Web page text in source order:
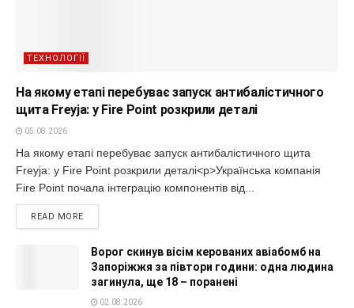
ТЕХНОЛОГІЇ
На якому етапі перебуває запуск антибалістичного
щита Freyja: у Fire Point розкрили деталі
05.08.2026
На якому етапі перебуває запуск антибалістичного щита
Freyja: у Fire Point розкрили деталі<p>Українська компанія
Fire Point почала інтеграцію компонентів від...
READ MORE
Ворог скинув вісім керованих авіабомб на
Запоріжжя за півтори години: одна людина
загинула, ще 18 – поранені
02.08.2026